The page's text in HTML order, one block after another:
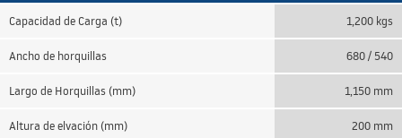
Capacidad de Carga (t) 1,200 kgs
Ancho de horquillas 680 / 540
Largo de Horquillas (mm) 1,150 mm
Altura de elvación (mm) 200 mm